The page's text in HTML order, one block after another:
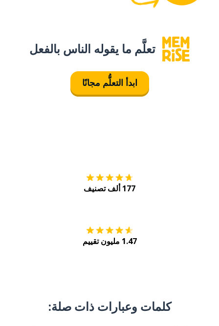
تعلَّم ما يقوله الناس بالفعل
ابدأ التعلُّم مجانًا
177 ألف تصنيف
1.47 مليون تقييم
كلمات وعبارات ذات صلة: